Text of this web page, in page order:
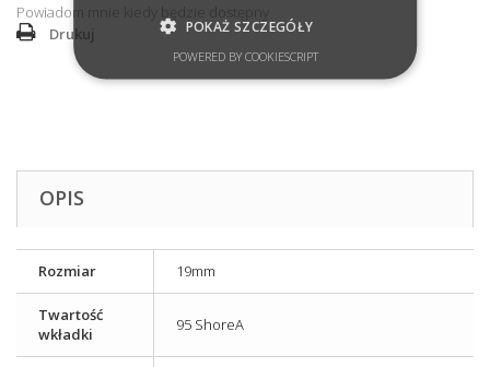
Powiadom mnie kiedy będzie dostępny
Drukuj
OPIS
Rozmiar 19mm
Twartość
wkładki
95 ShoreA
POKAŻ SZCZEGÓŁY
POWERED BY COOKIESCRIPT